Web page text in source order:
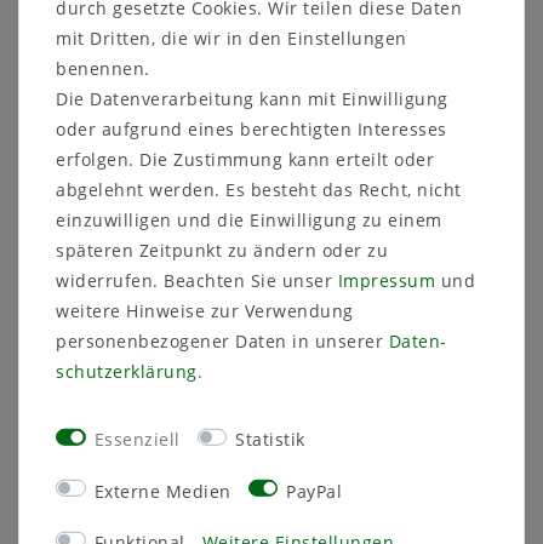
Singwitz
Deutschland
E-Mail: ovd_gmbh@me.com
EU-Verantwortliche Person:
Krenz Jürgen Fortschrittstraße 2 02692
Obergurig OT Singwitz
Deutschland
ovd_gmbh@me.com 03591 46 40 90
ÄHNLICHE ARTIKEL
durch gesetzte Cookies. Wir teilen diese Daten
mit Dritten, die wir in den Einstellungen
benennen.
Die Datenverarbeitung kann mit Einwilligung
oder aufgrund eines berechtigten Interesses
erfolgen. Die Zustimmung kann erteilt oder
abgelehnt werden. Es besteht das Recht, nicht
einzuwilligen und die Einwilligung zu einem
späteren Zeitpunkt zu ändern oder zu
widerrufen. Beachten Sie unser Impressum und
weitere Hinweise zur Verwendung
personenbezogener Daten in unserer Daten­
schutz­erklärung.
Essenziell Statistik
Externe Medien PayPal